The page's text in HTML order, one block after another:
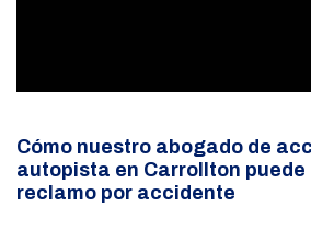
Cómo nuestro abogado de
autopista en Carrollton puede
reclamo por accidente